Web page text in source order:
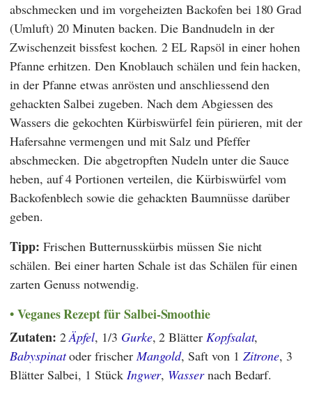
abschmecken und im vorgeheizten Backofen bei 180 Grad
(Umluft) 20 Minuten backen. Die Bandnudeln in der
Zwischenzeit bissfest kochen. 2 EL Rapsöl in einer hohen
Pfanne erhitzen. Den Knoblauch schälen und fein hacken,
in der Pfanne etwas anrösten und anschliessend den
gehackten Salbei zugeben. Nach dem Abgiessen des
Wassers die gekochten Kürbiswürfel fein pürieren, mit der
Hafersahne vermengen und mit Salz und Pfeffer
abschmecken. Die abgetropften Nudeln unter die Sauce
heben, auf 4 Portionen verteilen, die Kürbiswürfel vom
Backofenblech sowie die gehackten Baumnüsse darüber
geben.
Tipp: Frischen Butternusskürbis müssen Sie nicht
schälen. Bei einer harten Schale ist das Schälen für einen
zarten Genuss notwendig.
Veganes Rezept für Salbei-Smoothie
Zutaten: 2Äpfel, 1/3 Gurke, 2 Blätter Kopfsalat,
Babyspinatoder frischer Mangold, Saft von 1 Zitrone, 3
Blätter Salbei, 1 Stück Ingwer, Wassernach Bedarf.